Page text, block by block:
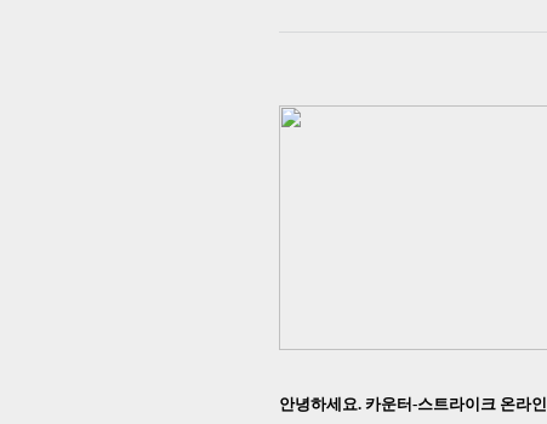
안녕하세요. 카운터 -스트라이크 온라인